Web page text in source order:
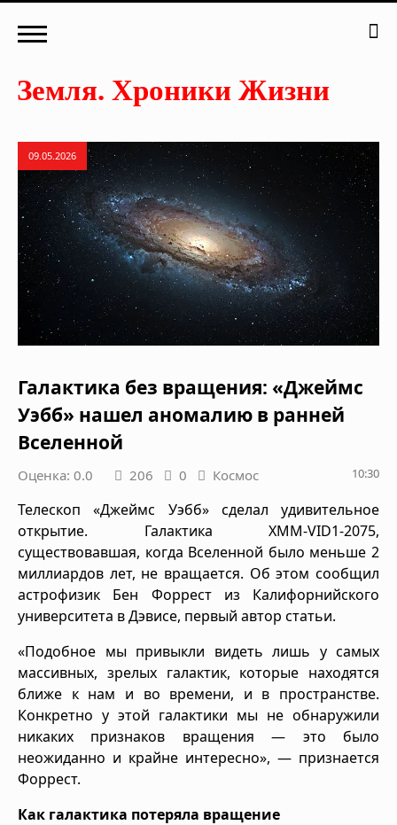
09.05.2026
Галактика без вращения: «Джеймс
Уэбб» нашел аномалию в ранней
Вселенной
Оценка: 0.0 206 0 Космос 10:30
Телескоп «Джеймс Уэбб» сделал удивительное
открытие. Галактика XMM-VID1-2075,
существовавшая, когда Вселенной было меньше 2
миллиардов лет, не вращается. Об этом сообщил
астрофизик Бен Форрест из Калифорнийского
университета в Дэвисе, первый автор статьи.
«Подобное мы привыкли видеть лишь у самых
массивных, зрелых галактик, которые находятся
ближе к нам и во времени, и в пространстве.
Конкретно у этой галактики мы не обнаружили
никаких признаков вращения — это было
неожиданно и крайне интересно», — признается
Форрест.
Как галактика потеряла вращение